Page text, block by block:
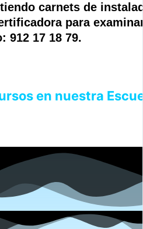
carnets de
para
912 17 18 79.
en nuestra